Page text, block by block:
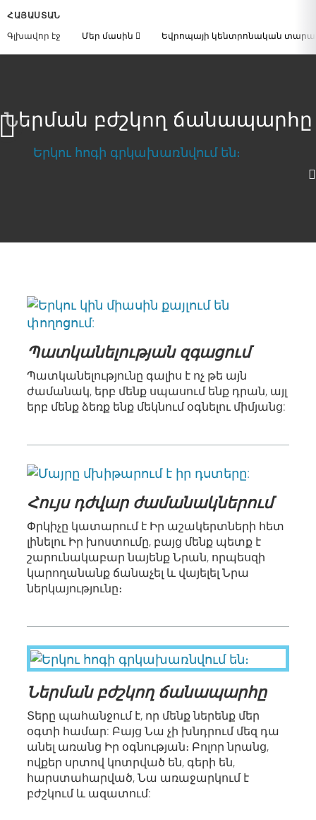
ՀԱՅԱՍՏԱՆ
Գլխավոր էջ
Մեր մասին Եվրոպայի կենտրոնական
Ներման բժշկող ճանապարհը
Պատկանելության զգացում
Պատկանելությունը գալիս է ոչ թե այն
ժամանակ, երբ մենք սպասում ենք դրան, այլ
երբ մենք ձեռք ենք մեկնում օգնելու միմյանց:
Հույս դժվար ժամանակներում
Փրկիչը կատարում է Իր աշակերտների հետ
լինելու Իր խոստումը, բայց մենք պետք է
շարունակաբար նայենք Նրան, որպեսզի
կարողանանք ճանաչել և վայելել Նրա
ներկայությունը։
Ներման բժշկող ճանապարհը
Տերը պահանջում է, որ մենք ներենք մեր
օգտի համար: Բայց Նա չի խնդրում մեզ դա
անել առանց Իր օգնության։ Բոլոր նրանց,
ովքեր սրտով կոտրված են, գերի են,
հարստահարված, Նա առաջարկում է
բժշկում և ազատում: